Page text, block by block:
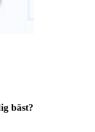
bäst?